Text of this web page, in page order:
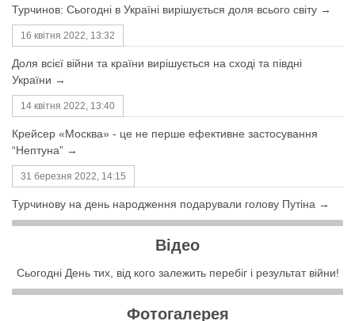
Турчинов: Сьогодні в Україні вирішується доля всього світу →
16 квітня 2022, 13:32
Доля всієї війни та країни вирішується на сході та півдні
України →
14 квітня 2022, 13:40
Крейсер «Москва» - це не перше ефективне застосування
“Нептуна” →
31 березня 2022, 14:15
Турчинову на день народження подарували голову Путіна →
Відео
Сьогодні День тих, від кого залежить перебіг і результат війни!
Фотогалерея